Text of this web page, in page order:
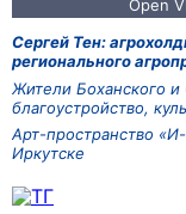
Сергей Тен:
регионального
Жители Боханского
благоустройство,
Арт-пространство
Иркутске